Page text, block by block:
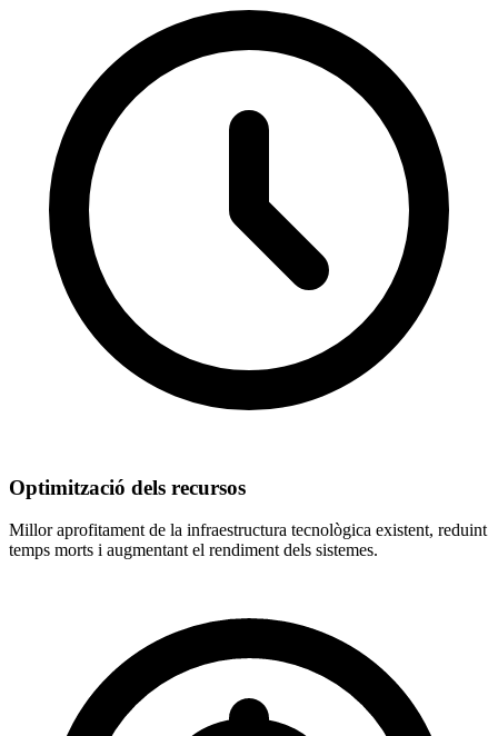
Optimització dels recursos
Millor aprofitament de la infraestructura tecnològica existent, reduint
temps morts i augmentant el rendiment dels sistemes.